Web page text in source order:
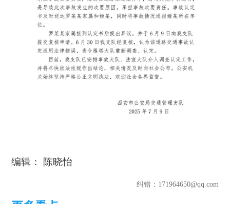
编辑： 陈晓怡
纠错：171964650@qq.com